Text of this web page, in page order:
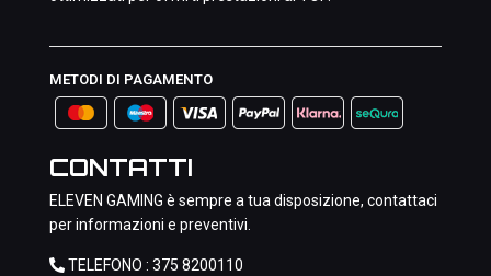
METODI DI PAGAMENTO
CONTATTI
ELEVEN GAMING è sempre a tua disposizione, contattaci
per informazioni e preventivi.
TELEFONO : 375 8200110